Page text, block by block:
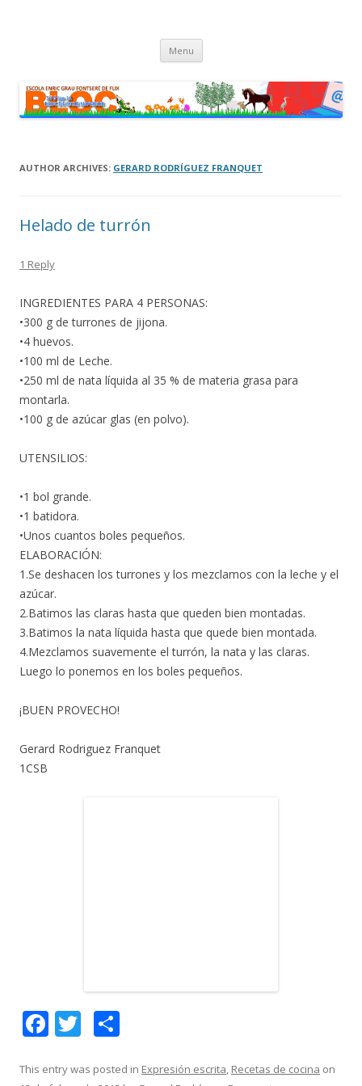
de Flix
Menu Skip
content
AUTHOR ARCHIVES: GERARD RODRÍGUEZ FRANQUET
Helado de turrón
1 Reply
INGREDIENTES PARA 4 PERSONAS:
•300 g de turrones de jijona.
•4 huevos.
•100 ml de Leche.
•250 ml de nata líquida al 35 % de materia grasa para
montarla.
•100 g de azúcar glas (en polvo).
UTENSILIOS:
•1 bol grande.
•1 batidora.
•Unos cuantos boles pequeños.
ELABORACIÓN:
1.Se deshacen los turrones y los mezclamos con la leche y el
azúcar.
2.Batimos las claras hasta que queden bien montadas.
3.Batimos la nata líquida hasta que quede bien montada.
4.Mezclamos suavemente el turrón, la nata y las claras.
Luego lo ponemos en los boles pequeños.
¡BUEN PROVECHO!
Gerard Rodriguez Franquet
1CSB
F
e
T
itt m
This entry was posted in Expresión escrita, Recetas de cocina on